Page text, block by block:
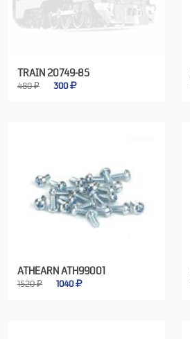
TRAIN 20749-85
480 ₽ 300
ATHEARN ATH99001
1520 ₽ 1040